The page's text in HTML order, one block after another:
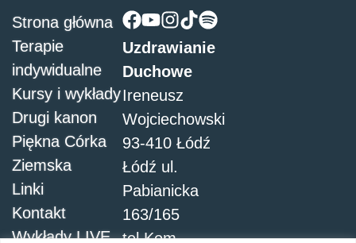
Uzdrawianie
Duchowe
Ireneusz
Wojciechowski
93-410 Łódź
Łódź ul.
Pabianicka
163/165
tel.Kom.
Strona główna
Terapie
indywidualne
Kursy i wykłady
Drugi kanon
Piękna Córka
Ziemska
Linki
Kontakt
Wykłady LIVE